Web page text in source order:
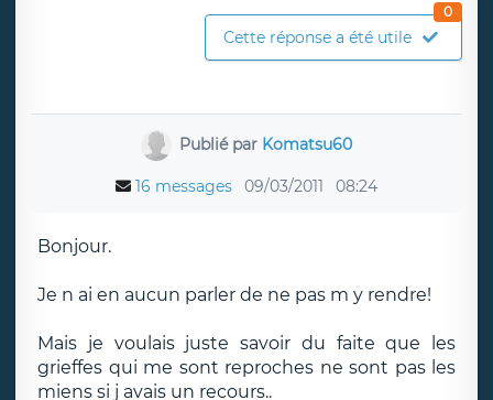
Cette réponse a été utile
0
Publié par Komatsu60
16 messages 09/03/2011 08:24
Bonjour.
Je n ai en aucun parler de ne pas m y rendre!
Mais je voulais juste savoir du faite que les
grieffes qui me sont reproches ne sont pas les
miens si j avais un recours..